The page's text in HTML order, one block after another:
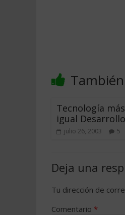
Tecnología
igual Desarrollo
julio 26, 2003 5
Deja una
Tu dirección de
Comentario *